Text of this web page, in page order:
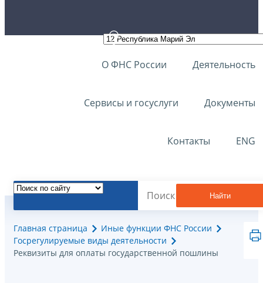
О ФНС России Деятельность
Сервисы и госуслуги Документы
Контакты ENG
Найти
Главная страница
Иные функции ФНС России
Госрегулируемые виды деятельности
Реквизиты для оплаты государственной пошлины